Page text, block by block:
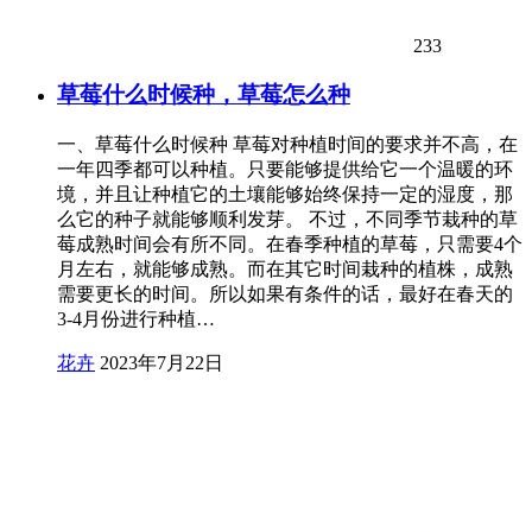
233
草莓什么时候种，草莓怎么种
一、草莓什么时候种 草莓对种植时间的要求并不高，在
一年四季都可以种植。只要能够提供给它一个温暖的环
境，并且让种植它的土壤能够始终保持一定的湿度，那
么它的种子就能够顺利发芽。 不过，不同季节栽种的草
莓成熟时间会有所不同。在春季种植的草莓，只需要4个
月左右，就能够成熟。而在其它时间栽种的植株，成熟
需要更长的时间。所以如果有条件的话，最好在春天的
3-4月份进行种植…
花卉 2023年7月22日